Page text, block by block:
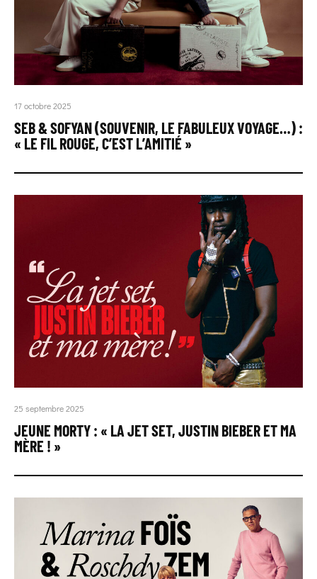
17 octobre 2025
SEB & SOFYAN (SOUVENIR, LE FABULEUX VOYAGE…) :
« LE FIL ROUGE, C’EST L’AMITIÉ »
25 septembre 2025
JEUNE MORTY : « LA JET SET, JUSTIN BIEBER ET MA
MÈRE ! »